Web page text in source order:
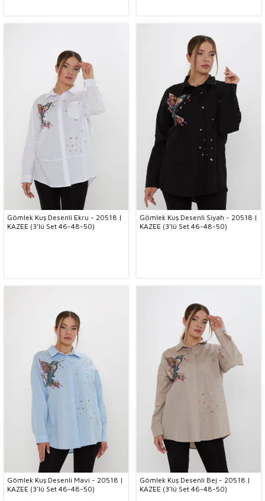
Gömlek Kuş Desenli Ekru - 20518 |
KAZEE (3'lü Set 46-48-50)
Gömlek Kuş Desenli Siyah - 20518 |
KAZEE (3'lü Set 46-48-50)
Gömlek Kuş Desenli Mavi - 20518 |
KAZEE (3'lü Set 46-48-50)
Gömlek Kuş Desenli Bej - 20518 |
KAZEE (3'lü Set 46-48-50)